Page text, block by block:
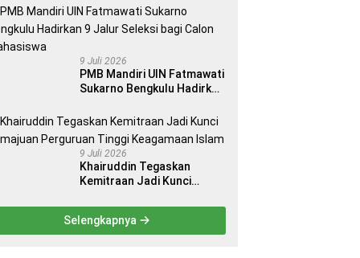
yang Berkualitas dan
Berdaya Saing
9 Juli 2026
PMB Mandiri UIN Fatmawati
Sukarno Bengkulu Hadirkan
Mahasiswa
9 Juli 2026
Khairuddin Tegaskan
Kemitraan Jadi Kunci
Keagamaan Islam
Selengkapnya